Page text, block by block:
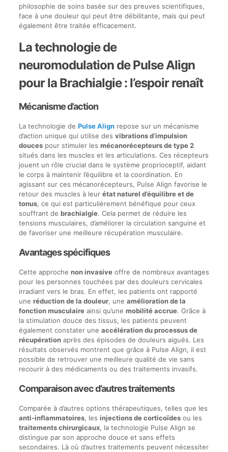
philosophie de soins basée sur des preuves scientifiques,
face à une douleur qui peut être débilitante, mais qui peut
également être traitée efficacement.
La technologie de
neuromodulation de Pulse Align
pour la Brachialgie : l’espoir renaît
Mécanisme d’action
La technologie de Pulse Alignrepose sur un mécanisme
d’action unique qui utilise des vibrations d’impulsion
doucespour stimuler les mécanorécepteurs de type 2
situés dans les muscles et les articulations. Ces récepteurs
jouent un rôle crucial dans le système proprioceptif, aidant
le corps à maintenir l’équilibre et la coordination. En
agissant sur ces mécanorécepteurs, Pulse Align favorise le
retour des muscles à leur état naturel d’équilibre et de
tonus, ce qui est particulièrement bénéfique pour ceux
souffrant de brachialgie. Cela permet de réduire les
tensions musculaires, d’améliorer la circulation sanguine et
de favoriser une meilleure récupération musculaire.
Avantages spécifiques
Cette approche non invasiveoffre de nombreux avantages
pour les personnes touchées par des douleurs cervicales
irradiant vers le bras. En effet, les patients ont rapporté
une réduction de la douleur, une amélioration de la
fonction musculaireainsi qu’une mobilité accrue. Grâce à
la stimulation douce des tissus, les patients peuvent
également constater une accélération du processus de
récupérationaprès des épisodes de douleurs aiguës. Les
résultats observés montrent que grâce à Pulse Align, il est
possible de retrouver une meilleure qualité de vie sans
recourir à des médicaments ou des traitements invasifs.
Comparaison avec d’autres traitements
Comparée à d’autres options thérapeutiques, telles que les
anti-inflammatoires, les injections de corticoïdesou les
traitements chirurgicaux, la technologie Pulse Align se
distingue par son approche douce et sans effets
secondaires. Là où d’autres traitements peuvent nécessiter